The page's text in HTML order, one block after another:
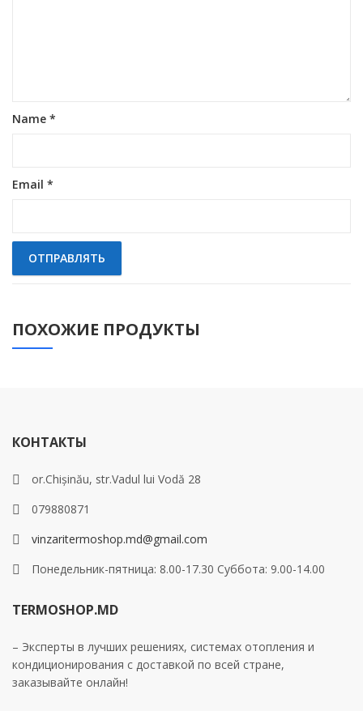
Name *
Email *
ПОХОЖИЕ ПРОДУКТЫ
КОНТАКТЫ
or.Chișinău, str.Vadul lui Vodă 28
079880871
vinzaritermoshop.md@gmail.com
Понедельник-пятница: 8.00-17.30 Суббота: 9.00-14.00
TERMOSHOP.MD
– Эксперты в лучших решениях, системах отопления и
кондиционирования с доставкой по всей стране,
заказывайте онлайн!